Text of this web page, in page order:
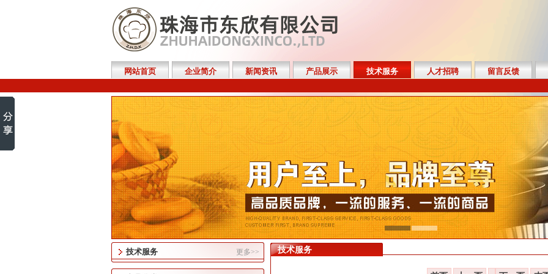
网站首页 企业简介 新闻资讯 产品展示 技术服务 人才招聘 留言反馈
技术服务 更多>> 技术服务